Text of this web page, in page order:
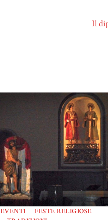
Il
EVENTI
FESTE RELIGIOSE